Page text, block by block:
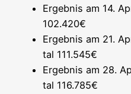
Ergeb­nis am 14.
102.420€
Ergeb­nis am 21.
tal 111.545€
Ergeb­nis am 28.
tal 116.785€